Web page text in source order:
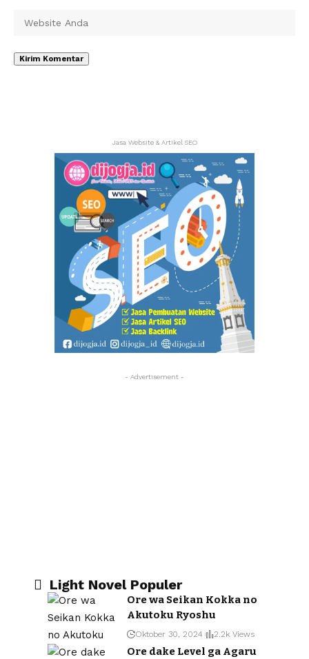
Jasa Website & Artikel SEO
- Advertisement -
Light Novel Populer
Ore wa Seikan Kokka no
Akutoku Ryoshu
Oktober 30, 2024 2.2k Views
Ore dake Level ga Agaru